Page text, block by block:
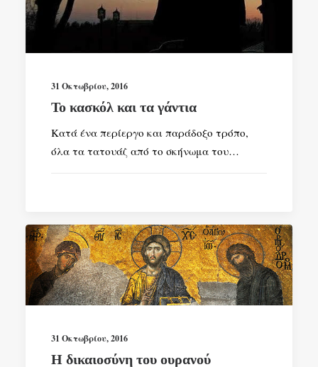
31 Οκτωβρίου, 2016
Το κασκόλ και τα γάντια
Κατά ένα περίεργο και παράδοξο τρόπο,
όλα τα τατουάζ από το σκήνωμα του…
31 Οκτωβρίου, 2016
Η δικαιοσύνη του ουρανού